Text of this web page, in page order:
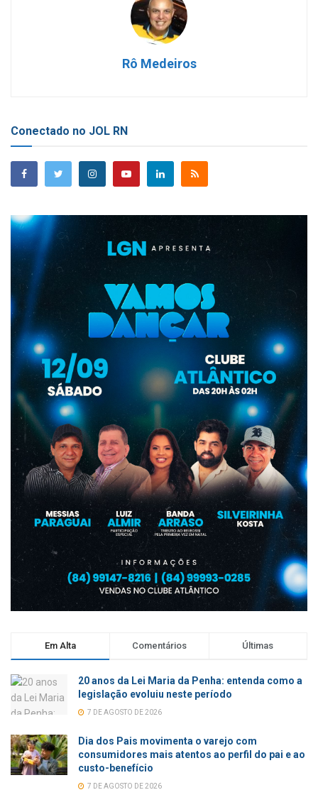
Rô Medeiros
Conectado no JOL RN
Em Alta Comentários Últimas
20 anos da Lei Maria da Penha: entenda como a
legislação evoluiu neste período
7 DE AGOSTO DE 2026
Dia dos Pais movimenta o varejo com
consumidores mais atentos ao perfil do pai e ao
custo-benefício
7 DE AGOSTO DE 2026